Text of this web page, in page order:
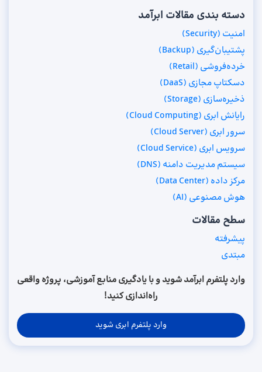
دسته بندی مقالات ابرآمد
امنیت (Security)
پشتیبان‌گیری (Backup)
خرده‌فروشی (Retail)
دسکتاپ مجازی (DaaS)
ذخیره‌سازی (Storage)
رایانش ابری (Cloud Computing)
سرور ابری (Cloud Server)
سرویس ابری (Cloud Service)
سیستم مدیریت دامنه (DNS)
مرکز داده (Data Center)
هوش مصنوعی (AI)
سطح مقالات
پیشرفته
مبتدی
وارد پلتفرم ابرآمد شوید و با یادگیری منابع آموزشی، پروژه واقعی
راه‌اندازی کنید!
وارد پلتفرم ابری شوید